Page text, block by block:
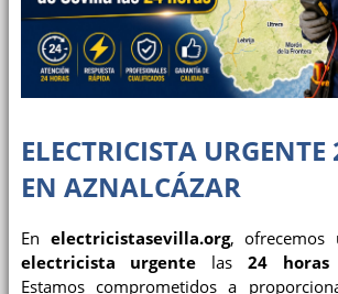
ELECTRICISTA
EN AZNALCÁZAR
En electricistasevilla.org,
electricista urgente las 24 horas
Estamos comprometidos a